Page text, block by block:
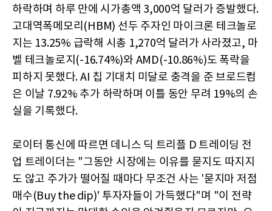
하락하며 하루 만에 시가총액 3,000억 달러가 증발했다.
고대역폭메모리(HBM) 선두 주자인 마이크론 테크놀로
지는 13.25% 급락해 시총 1,270억 달러가 사라졌고, 마
벨 테크놀로지(-16.74%)와 AMD(-10.86%)도 폭락을
피하지 못했다. AI 칩 기대치 미달로 충격을 준 브로드컴
은 이날 7.92% 추가 하락하며 이틀 동안 무려 19%의 손
실을 기록했다.
로이터 통신에 따르면 데니스 딕 트리플 D 트레이딩 전
업 트레이더는 "그동안 시장에는 이유를 묻지도 따지지
도 않고 주가가 떨어질 때마다 무조건 사는 '묻지마 저점
매수(Buy the dip)' 투자자들이 가득했다"며 "이 전략